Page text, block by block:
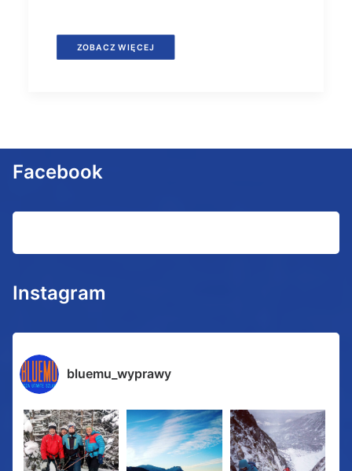
ZOBACZ WIĘCEJ
Facebook
Instagram
bluemu_wyprawy